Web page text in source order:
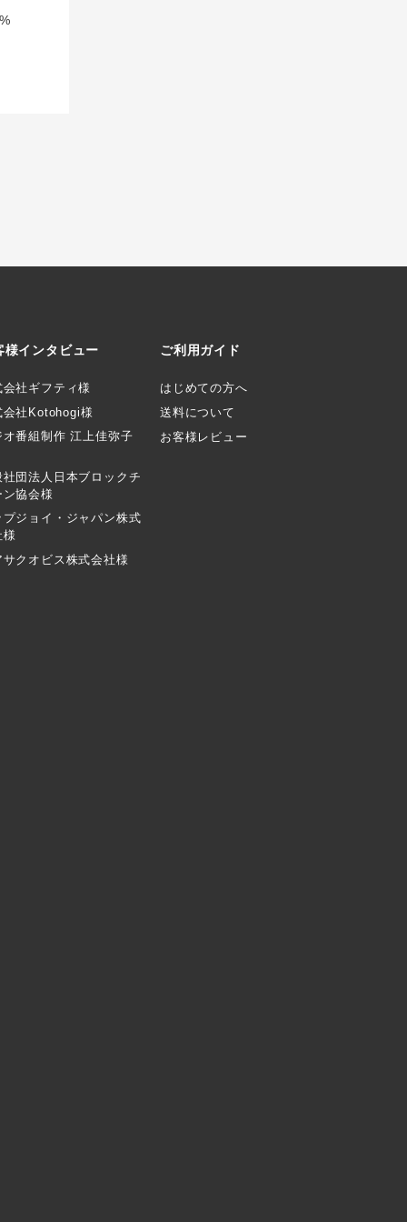
様インタビュー
会社ギフティ様
会社Kotohogi様
オ番組制作 江上佳弥子
社団法人日本ブロックチ
ン協会様
プジョイ・ジャパン株式
様
サクオビス株式会社様
ご利用ガイド
はじめての方へ
送料について
お客様レビュー